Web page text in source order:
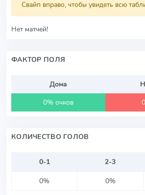
Свайп вправо, чтобы увидеть всю
Нет матчей!
ФАКТОР ПОЛЯ
Дома
0% очков
КОЛИЧЕСТВО ГОЛОВ
0-1 2-3
0%
0%